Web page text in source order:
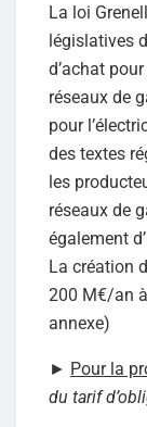
La loi
législatives
d’achat
réseaux de
pour
des textes
les
réseaux de
également
La création
200 M€/an
annexe)
► Pour la
du tarif